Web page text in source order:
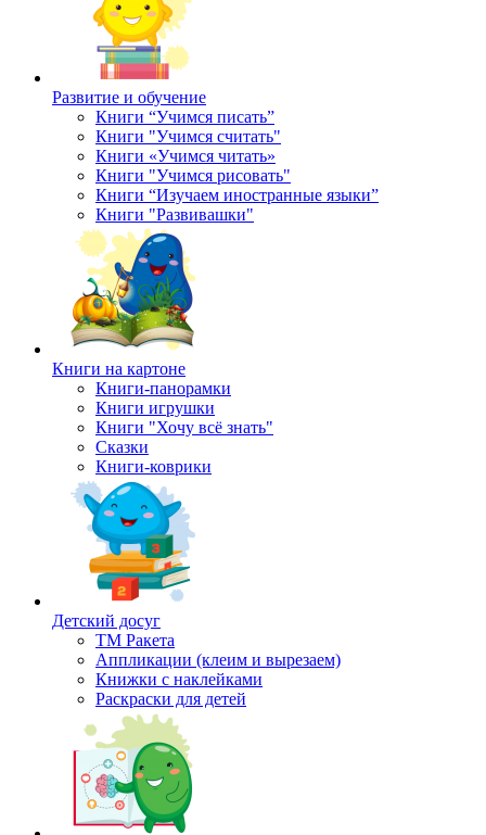
Развитие и обучение
Книги “Учимся писать”
Книги "Учимся считать"
Книги «Учимся читать»
Книги "Учимся рисовать"
Книги “Изучаем иностранные языки”
Книги "Развивашки"
Книги на картоне
Книги-панорамки
Книги игрушки
Книги "Хочу всё знать"
Сказки
Книги-коврики
Детский досуг
ТМ Ракета
Аппликации (клеим и вырезаем)
Книжки с наклейками
Раскраски для детей